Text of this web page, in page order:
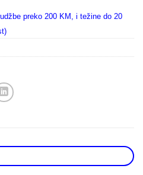
preko 200 KM, i težine do 20